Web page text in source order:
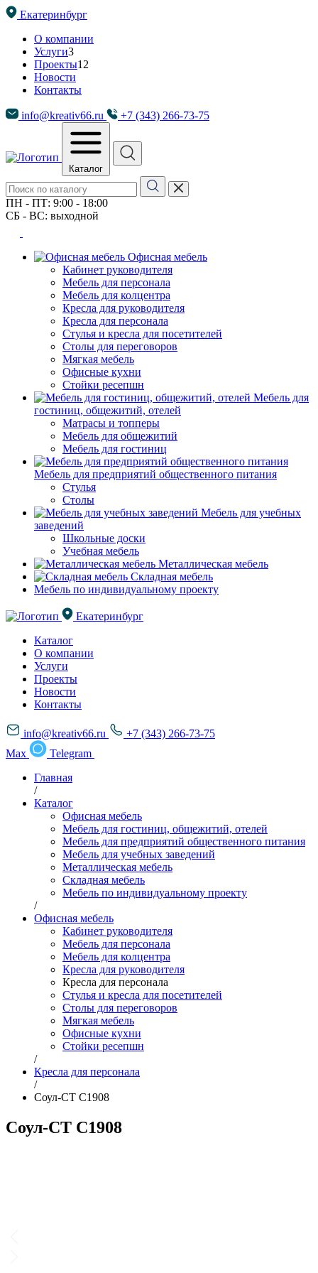
Екатеринбург
О компании
Услуги3
Проекты12
Новости
Контакты
info@kreativ66.ru +7 (343) 266-73-75
Каталог
ПН - ПТ: 9:00 - 18:00
СБ - ВС: выходной
Офисная мебель
Кабинет руководителя
Мебель для персонала
Мебель для колцентра
Кресла для руководителя
Кресла для персонала
Стулья и кресла для посетителей
Столы для переговоров
Мягкая мебель
Офисные кухни
Стойки ресепшн
Мебель для
гостиниц, общежитий, отелей
Матрасы и топперы
Мебель для общежитий
Мебель для гостиниц
Мебель для предприятий общественного питания
Стулья
Столы
Мебель для учебных
заведений
Школьные доски
Учебная мебель
Металлическая мебель
Складная мебель
Мебель по индивидуальному проекту
Екатеринбург
Каталог
О компании
Услуги
Проекты
Новости
Контакты
info@kreativ66.ru
+7 (343) 266-73-75
Max
Telegram
Главная
/
Каталог
Офисная мебель
Мебель для гостиниц, общежитий, отелей
Мебель для предприятий общественного питания
Мебель для учебных заведений
Металлическая мебель
Складная мебель
Мебель по индивидуальному проекту
/
Офисная мебель
Кабинет руководителя
Мебель для персонала
Мебель для колцентра
Кресла для руководителя
Кресла для персонала
Стулья и кресла для посетителей
Столы для переговоров
Мягкая мебель
Офисные кухни
Стойки ресепшн
/
Кресла для персонала
/
Соул-СТ C1908
Соул-СТ C1908